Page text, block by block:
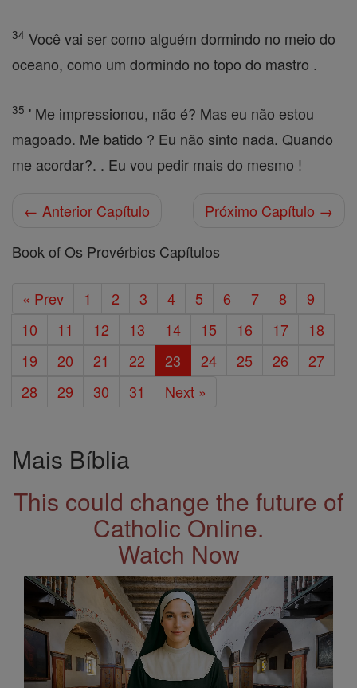
34 Você vai ser como alguém dormindo no meio do
oceano, como um dormindo no topo do mastro .
35 ' Me impressionou, não é? Mas eu não estou
magoado. Me batido ? Eu não sinto nada. Quando
me acordar?. . Eu vou pedir mais do mesmo !
← Anterior Capítulo
Próximo Capítulo →
Book of Os Provérbios Capítulos
« Prev 1 2 3 4 5 6 7 8
9
10
11 12 13 14 15 16 17
18
19
20 21 22 23 24 25 26
27
28
29 30 31 Next »
Mais Bíblia
This could change the future of
Catholic Online.
Watch Now